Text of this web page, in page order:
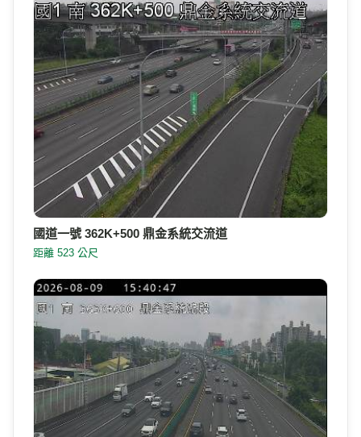
國道一號 362K+500 鼎金系統交流道
距離 523 公尺